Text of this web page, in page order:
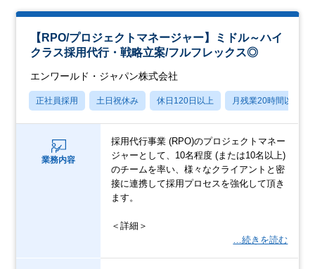
【RPO/プロジェクトマネージャー】ミドル～ハイ
クラス採用代行・戦略立案/フルフレックス◎
エンワールド・ジャパン株式会社
正社員採用 土日祝休み 休日120日以上 月残業20時間以内
業務内容
採用代行事業 (RPO)のプロジェクトマネー
ジャーとして、10名程度 (または10名以上)
のチームを率い、様々なクライアントと密
接に連携して採用プロセスを強化して頂き
ます。
＜詳細＞
…続きを読む